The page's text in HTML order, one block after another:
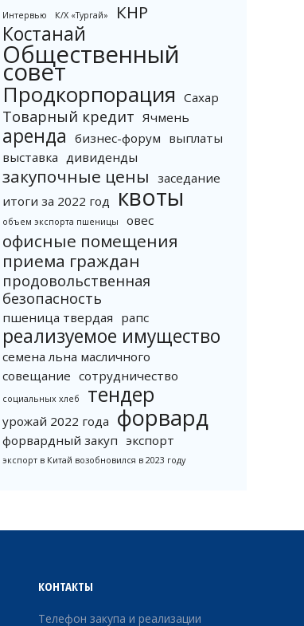
Интервью
К/Х «Тургай» КНР
Костанай
Общественный
совет
Продкорпорация Сахар
Товарный кредит Ячмень
аренда бизнес-форум выплаты
выставка дивиденды
закупочные цены заседание
итоги за 2022 год
квоты
объем экспорта пшеницы овес
офисные помещения
приема граждан
продовольственная
безопасность
пшеница твердая рапс
реализуемое имущество
семена льна масличного
совещание сотрудничество
социальных хлеб тендер
урожай 2022 года форвард
форвардный закуп экспорт
экспорт в Китай возобновился в 2023 году
КОНТАКТЫ
Телефон закупа и реализации